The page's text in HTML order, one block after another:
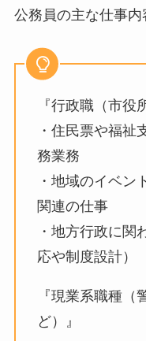
公務員の主な仕事内
『行政職（市役
・住民票や福祉
務業務
・地域のイベン
関連の仕事
・地方行政に関
応や制度設計）
『現業系職種（
ど）』